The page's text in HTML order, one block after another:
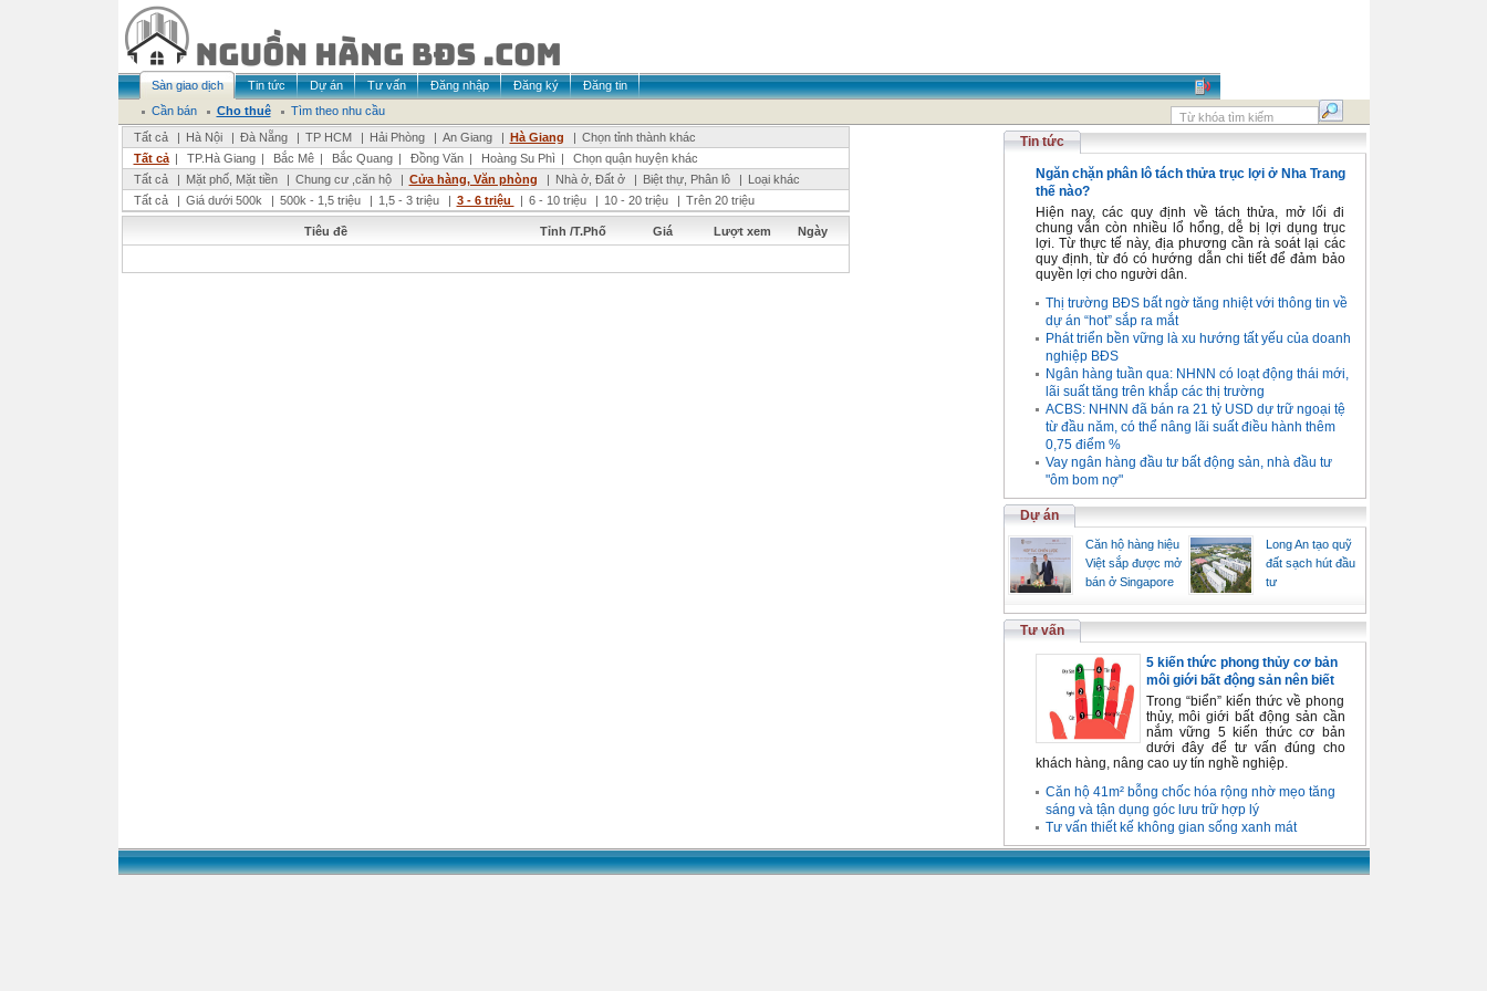
Sàn giao dịch Tin tức Dự án Tư vấn Đăng nhập Đăng ký
Đăng tin
Cần bán
Cho thuê
Tìm theo nhu cầu
Tất cả
| Hà Nội | Đà Nẵng | TP HCM | Hải Phòng | An Giang | Hà Giang | Chọn tỉnh thành khác
Tất cả | TP.Hà Giang | Bắc Mê | Bắc Quang | Đồng Văn | Hoàng Su Phì |
Chọn quận huyện khác
Tất cả
| Mặt phố, Mặt tiền | Chung cư ,căn hộ | Cửa hàng, Văn phòng | Nhà ở, Đất ở | Biệt thự, Phân lô | Loại khác
Tất cả
| Giá dưới 500k | 500k - 1,5 triệu | 1,5 - 3 triệu | 3 - 6 triệu | 6 - 10 triệu | 10 - 20 triệu | Trên 20 triệu
Tiêu đề Tỉnh /T.Phố Giá Lượt xem Ngày
Tin tức
Ngăn chặn phân lô tách thửa trục lợi ở Nha Trang
thế nào?
Hiện nay, các quy định về tách thửa, mở lối đi
chung vẫn còn nhiều lổ hổng, dễ bị lợi dụng trục
lợi. Từ thực tế này, địa phương cần rà soát lại các
quy định, từ đó có hướng dẫn chi tiết để đảm bảo
quyền lợi cho người dân.
Thị trường BĐS bất ngờ tăng nhiệt với thông tin về
dự án “hot” sắp ra mắt
Phát triển bền vững là xu hướng tất yếu của doanh
nghiệp BĐS
Ngân hàng tuần qua: NHNN có loạt động thái mới,
lãi suất tăng trên khắp các thị trường
ACBS: NHNN đã bán ra 21 tỷ USD dự trữ ngoại tệ
từ đầu năm, có thể nâng lãi suất điều hành thêm
0,75 điểm %
Vay ngân hàng đầu tư bất động sản, nhà đầu tư
"ôm bom nợ"
Dự án
Căn hộ hàng hiệu
Việt sắp được mở
bán ở Singapore
Long An tạo quỹ
đất sạch hút đầu
tư
Tư vấn
5 kiến thức phong thủy cơ bản
môi giới bất động sản nên biết
Trong “biển” kiến thức về phong
thủy, môi giới bất động sản cần
nắm vững 5 kiến thức cơ bản
dưới đây để tư vấn đúng cho
khách hàng, nâng cao uy tín nghề nghiệp.
Căn hộ 41m² bỗng chốc hóa rộng nhờ mẹo tăng
sáng và tận dụng góc lưu trữ hợp lý
Tư vấn thiết kế không gian sống xanh mát